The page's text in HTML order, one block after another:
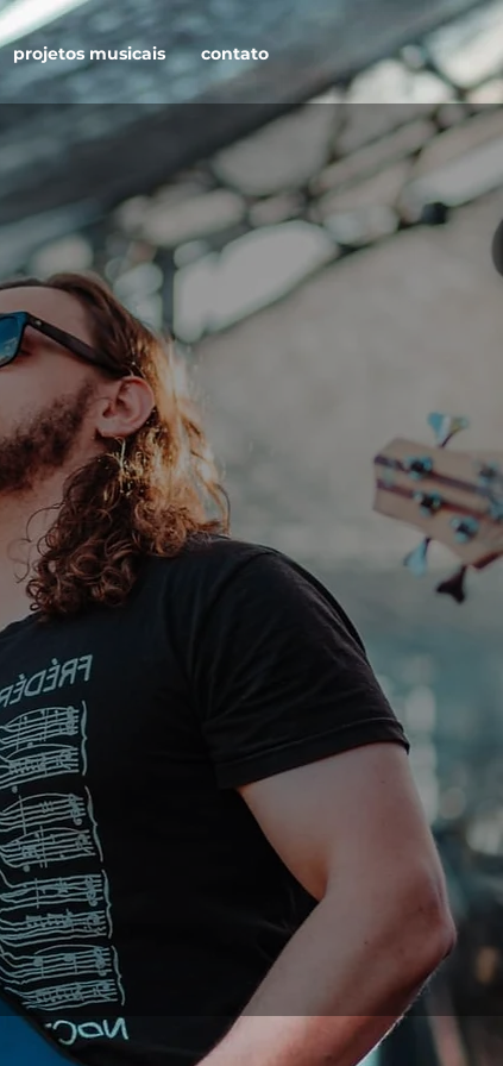
projetos musicais contato